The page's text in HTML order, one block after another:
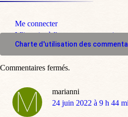
Me connecter
M'inscrire à l'espace commentaire
Charte d'utilisation des
marianni
dit
24 juin 2022 à 9 h 44
Commentaires fermés.